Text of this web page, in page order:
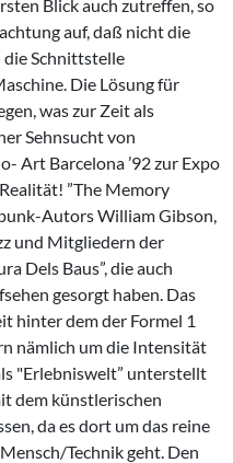
Blick auch zutreffen, so
auf, daß nicht die
die Schnittstelle
Die Lösung für
was zur Zeit als
Sehnsucht von
Art Barcelona ’92 zur Expo
”The Memory
Autors William Gib­son,
und Mitgliedern der
Dels Baus”, die auch
gesorgt haben. Das
hin­ter dem der Formel 1
nämlich um die Intensität
"Erlebniswelt” unterstellt
dem künstlerischen
da es dort um das reine
Technik geht. Den